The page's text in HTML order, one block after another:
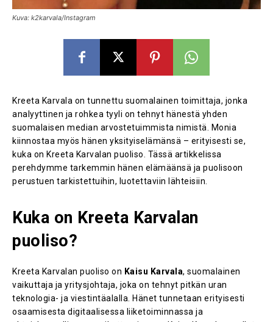
Kuva: k2karvala/Instagram
Kreeta Karvala on tunnettu suomalainen toimittaja, jonka
analyyttinen ja rohkea tyyli on tehnyt hänestä yhden
suomalaisen median arvostetuimmista nimistä. Monia
kiinnostaa myös hänen yksityiselämänsä – erityisesti se,
kuka on Kreeta Karvalan puoliso. Tässä artikkelissa
perehdymme tarkemmin hänen elämäänsä ja puolisoon
perustuen tarkistettuihin, luotettaviin lähteisiin.
Kuka on Kreeta Karvalan
puoliso?
Kreeta Karvalan puoliso on Kaisu Karvala, suomalainen
vaikuttaja ja yritysjohtaja, joka on tehnyt pitkän uran
teknologia- ja viestintäalalla. Hänet tunnetaan erityisesti
osaamisesta digitaalisessa liiketoiminnassa ja